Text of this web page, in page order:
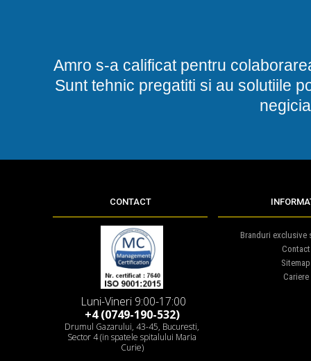
Amro s-a calificat pentru
Sunt tehnic pregatiti si au solutiile
CONTACT
Luni-Vineri 9:00-17:00
+4 (0749-190-532)
Drumul Gazarului, 43-45, Bucuresti,
Sector 4 (in spatele spitalului Maria
Curie)
Branduri exclusive
Contact
Sitemap
Cariere